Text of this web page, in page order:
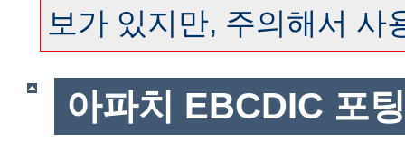
보가 있지만, 주의해서 사
아파치 EBCDIC 포